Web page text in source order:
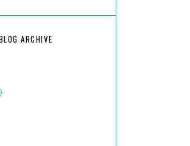
ARCHIVE